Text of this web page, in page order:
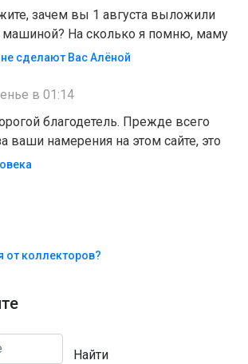
зачем вы 1 августа выложили
машиной? На сколько я помню, маму
сделают Вас Алëной
в 01:14
благодетель. Прежде всего
ваши намерения на этом сайте, это
от коллекторов?
Найти